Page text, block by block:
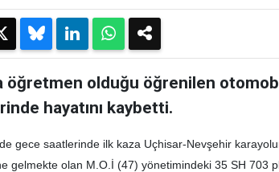
öğretmen olduğu öğrenilen
hayatını kaybetti.
gece saatlerinde ilk kaza Uçhisar-Nevşehir
gelmekte olan M.O.İ (47) yönetimindeki 35 SH 703